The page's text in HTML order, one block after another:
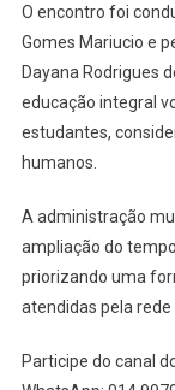
O encontro foi
Gomes Mariucio e
Dayana Rodrigues
educação integral
estudantes,
humanos.
A administração
ampliação do
priorizando uma
atendidas pela rede
Participe do canal